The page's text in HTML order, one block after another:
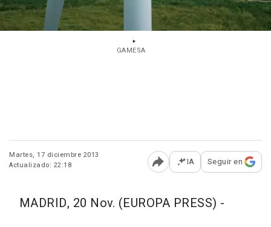
GAMESA
Martes, 17 diciembre 2013
Actualizado: 22:18
Abrir opciones para
IA Seguir en
MADRID, 20 Nov. (EUROPA PRESS) -